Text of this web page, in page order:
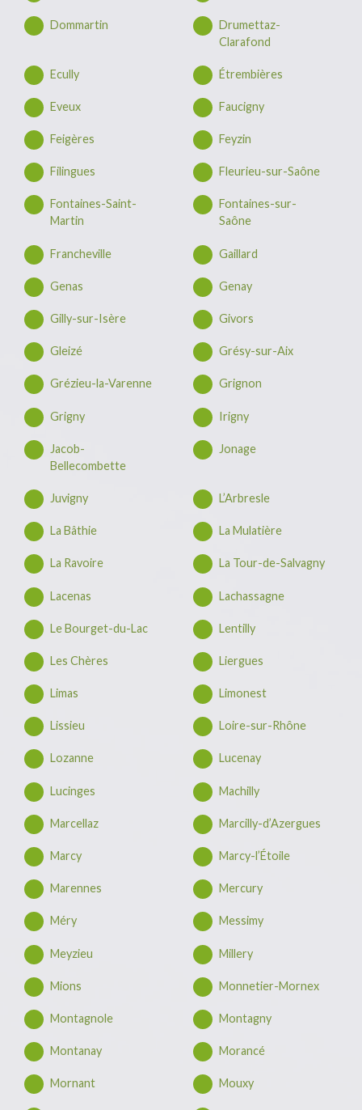
Dommartin
Drumettaz-
Clarafond
Ecully Étrembières
Eveux Faucigny
Feigères Feyzin
Filingues Fleurieu-sur-Saône
Fontaines-Saint-
Martin
Fontaines-sur-
Saône
Francheville Gaillard
Genas Genay
Gilly-sur-Isère Givors
Gleizé Grésy-sur-Aix
Grézieu-la-Varenne Grignon
Grigny Irigny
Jacob-
Bellecombette
Jonage
Juvigny L’Arbresle
La Bâthie La Mulatière
La Ravoire La Tour-de-Salvagny
Lacenas Lachassagne
Le Bourget-du-Lac Lentilly
Les Chères Liergues
Limas Limonest
Lissieu Loire-sur-Rhône
Lozanne Lucenay
Lucinges Machilly
Marcellaz Marcilly-d’Azergues
Marcy Marcy-l’Étoile
Marennes Mercury
Méry Messimy
Meyzieu Millery
Mions Monnetier-Mornex
Montagnole Montagny
Montanay Morancé
Mornant Mouxy